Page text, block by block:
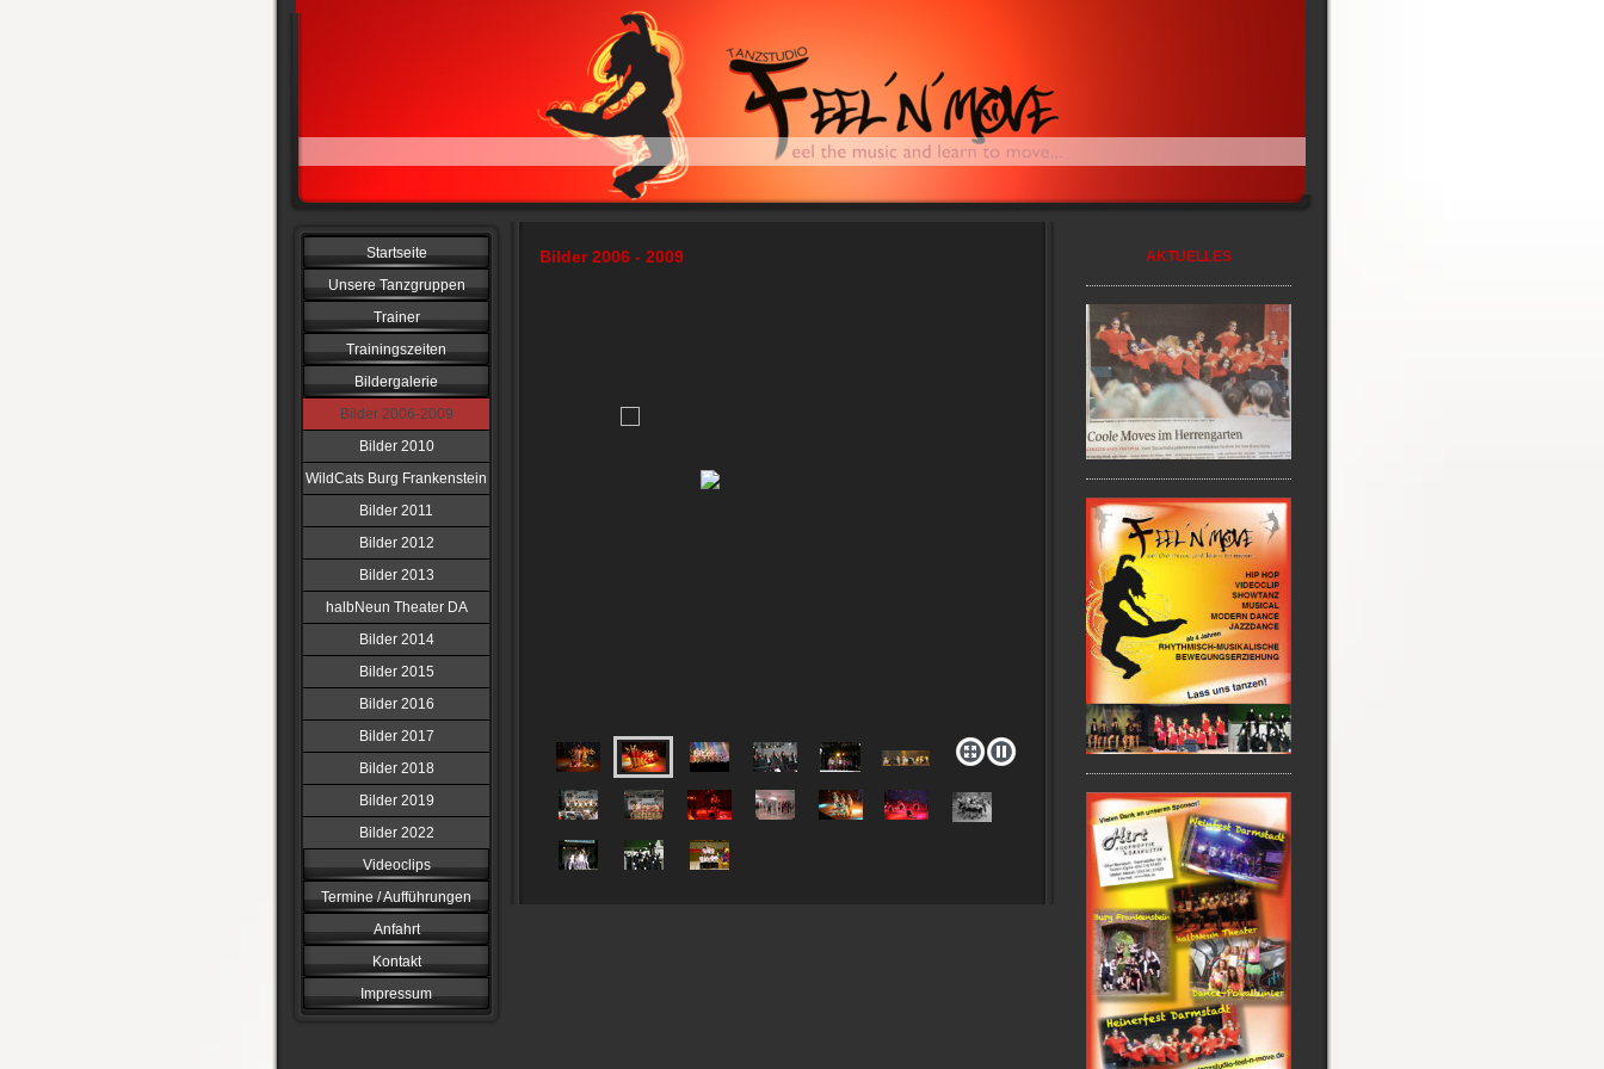
Startseite
Unsere Tanzgruppen
Trainer
Trainingszeiten
Bildergalerie
Bilder 2006-2009
Bilder 2010
WildCats Burg Frankenstein
Bilder 2011
Bilder 2012
Bilder 2013
halbNeun Theater DA
Bilder 2014
Bilder 2015
Bilder 2016
Bilder 2017
Bilder 2018
Bilder 2019
Bilder 2022
Videoclips
Termine / Aufführungen
Anfahrt
Kontakt
Impressum
Bilder 2006 - 2009 AKTUELLES